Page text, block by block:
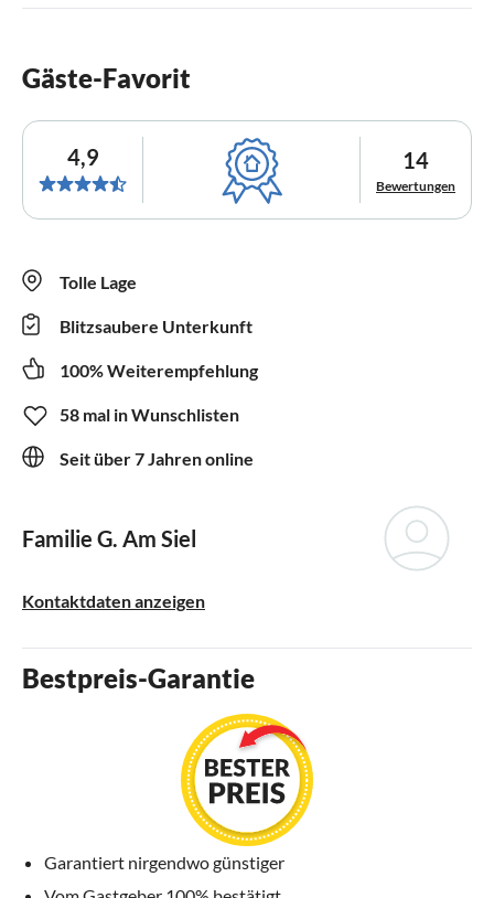
Gäste-Favorit
4,9 14
Bewertungen
Tolle Lage
Blitzsaubere Unterkunft
100% Weiterempfehlung
58 mal in Wunschlisten
Seit über 7 Jahren online
Familie G. Am Siel
Kontaktdaten anzeigen
Bestpreis-Garantie
Garantiert nirgendwo günstiger